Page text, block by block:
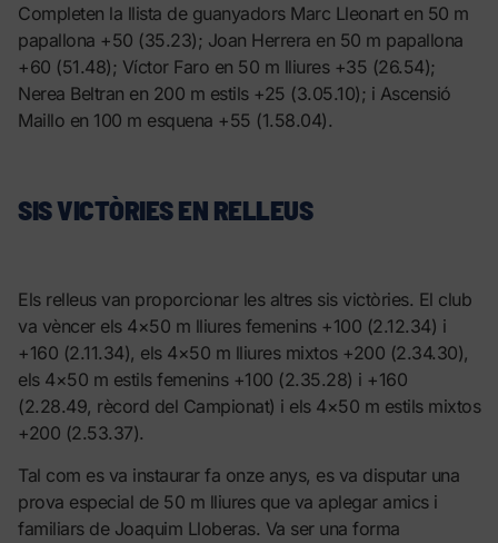
Completen la llista de guanyadors Marc Lleonart en 50 m
papallona +50 (35.23); Joan Herrera en 50 m papallona
+60 (51.48); Víctor Faro en 50 m lliures +35 (26.54);
Nerea Beltran en 200 m estils +25 (3.05.10); i Ascensió
Maillo en 100 m esquena +55 (1.58.04).
SIS VICTÒRIES EN RELLEUS
Els relleus van proporcionar les altres sis victòries. El club
va vèncer els 4×50 m lliures femenins +100 (2.12.34) i
+160 (2.11.34), els 4×50 m lliures mixtos +200 (2.34.30),
els 4×50 m estils femenins +100 (2.35.28) i +160
(2.28.49, rècord del Campionat) i els 4×50 m estils mixtos
+200 (2.53.37).
Tal com es va instaurar fa onze anys, es va disputar una
prova especial de 50 m lliures que va aplegar amics i
familiars de Joaquim Lloberas. Va ser una forma